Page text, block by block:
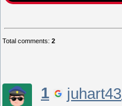
Total comments: 2
1 juhart43